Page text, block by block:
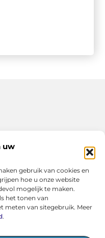
uw
gebruik van cookies en
hoe u onze website
mogelijk te maken.
het tonen van
meten van sitegebruik. Meer
.
en inspiratie